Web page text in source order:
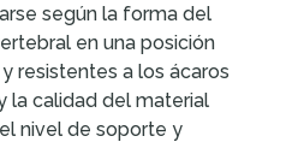
según la forma del
en una posición
resistentes a los ácaros
la calidad del material
nivel de soporte y